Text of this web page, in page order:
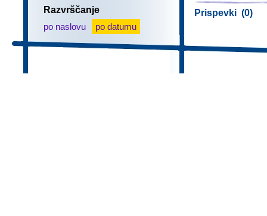
Razvrščanje
po naslovu
po datumu
Prispevki (0)